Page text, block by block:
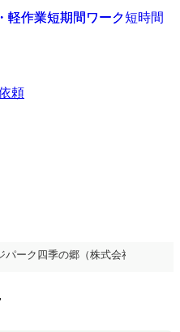
頼
パーク四季の郷（株式会社 福の家）
軽作業短期間ワーク
軽作業短期間ワーク短時間